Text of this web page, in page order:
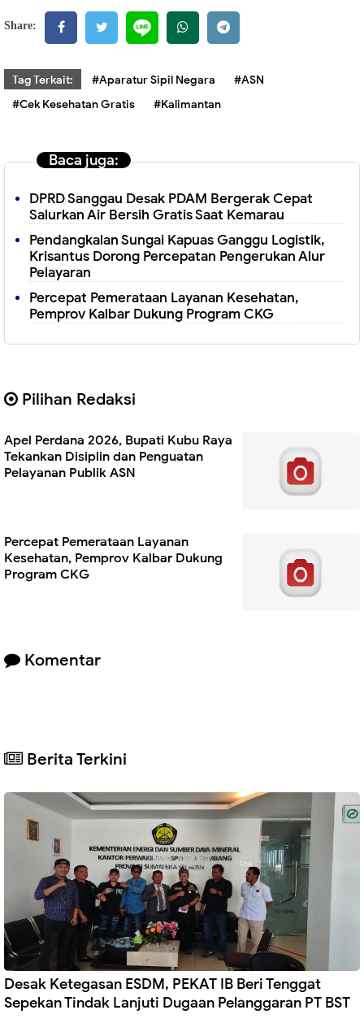
Share:
Tag Terkait: #Aparatur Sipil Negara
#ASN
#Cek Kesehatan Gratis
#Kalimantan
Baca juga:
DPRD Sanggau Desak PDAM Bergerak Cepat
Salurkan Air Bersih Gratis Saat Kemarau
Pendangkalan Sungai Kapuas Ganggu Logistik,
Krisantus Dorong Percepatan Pengerukan Alur
Pelayaran
Percepat Pemerataan Layanan Kesehatan,
Pemprov Kalbar Dukung Program CKG
Pilihan Redaksi
Apel Perdana 2026, Bupati Kubu Raya
Tekankan Disiplin dan Penguatan
Pelayanan Publik ASN
Percepat Pemerataan Layanan
Kesehatan, Pemprov Kalbar Dukung
Program CKG
Komentar
Berita Terkini
Desak Ketegasan ESDM, PEKAT IB Beri Tenggat
Sepekan Tindak Lanjuti Dugaan Pelanggaran PT BST